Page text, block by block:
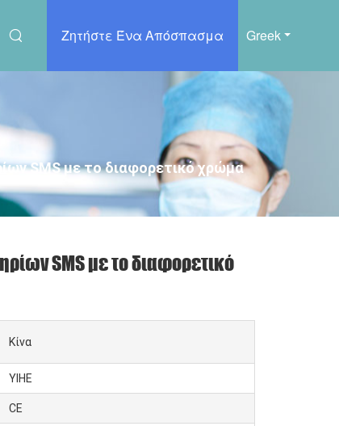
Greek
Ζητήστε Ένα Απόσπασμα
SMS με το διαφορετικό χρώμα
SMS με το διαφορετικό
Κίνα
YIHE
CE